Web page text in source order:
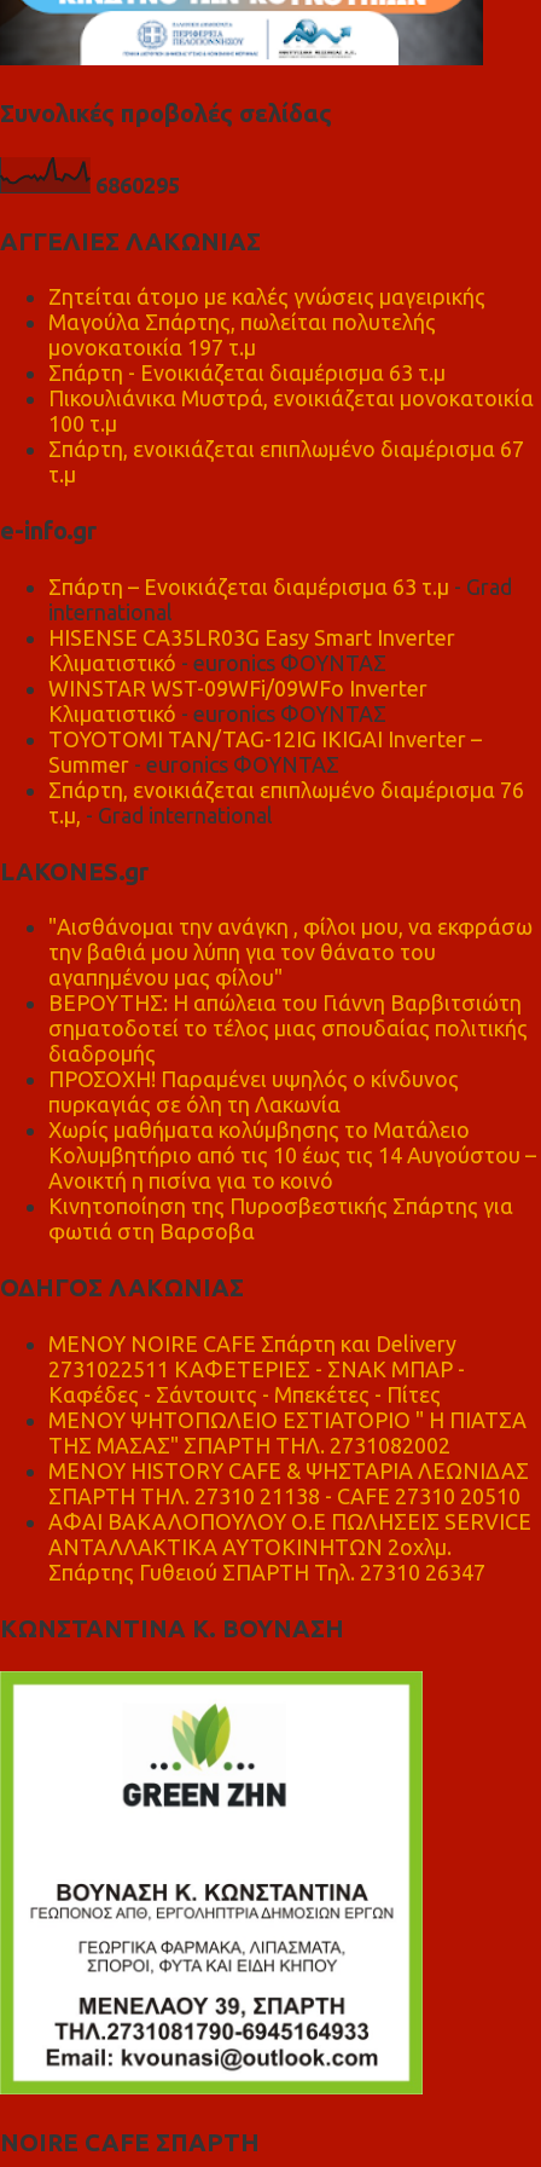
Συνολικές προβολές σελίδας
6860295
ΑΓΓΕΛΙΕΣ ΛΑΚΩΝΙΑΣ
Ζητείται άτομο με καλές γνώσεις μαγειρικής
Μαγούλα Σπάρτης, πωλείται πολυτελής
μονοκατοικία 197 τ.μ
Σπάρτη - Ενοικιάζεται διαμέρισμα 63 τ.μ
Πικουλιάνικα Μυστρά, ενοικιάζεται μονοκατοικία
100 τ.μ
Σπάρτη, ενοικιάζεται επιπλωμένο διαμέρισμα 67
τ.μ
e-info.gr
Σπάρτη – Ενοικιάζεται διαμέρισμα 63 τ.μ - Grad
international
HISENSE CA35LR03G Easy Smart Inverter
Κλιματιστικό - euronics ΦΟΥΝΤΑΣ
WINSTAR WST-09WFi/09WFo Inverter
Κλιματιστικό - euronics ΦΟΥΝΤΑΣ
TOYOTOMI TAN/TAG-12IG IKIGAI Inverter –
Summer - euronics ΦΟΥΝΤΑΣ
Σπάρτη, ενοικιάζεται επιπλωμένο διαμέρισμα 76
τ.μ, - Grad international
LAKONES.gr
"Αισθάνομαι την ανάγκη , φίλοι μου, να εκφράσω
την βαθιά μου λύπη για τον θάνατο του
αγαπημένου μας φίλου"
ΒΕΡΟΥΤΗΣ: Η απώλεια του Γιάννη Βαρβιτσιώτη
σηματοδοτεί το τέλος μιας σπουδαίας πολιτικής
διαδρομής
ΠΡΟΣΟΧΗ! Παραμένει υψηλός ο κίνδυνος
πυρκαγιάς σε όλη τη Λακωνία
Χωρίς μαθήματα κολύμβησης το Ματάλειο
Κολυμβητήριο από τις 10 έως τις 14 Αυγούστου –
Ανοικτή η πισίνα για το κοινό
Κινητοποίηση της Πυροσβεστικής Σπάρτης για
φωτιά στη Βαρσοβα
ΟΔΗΓΟΣ ΛΑΚΩΝΙΑΣ
MENOY NOIRE CAFE Σπάρτη και Delivery
2731022511 ΚΑΦΕΤΕΡΙΕΣ - ΣΝΑΚ ΜΠΑΡ -
Καφέδες - Σάντουιτς - Μπεκέτες - Πίτες
ΜΕΝΟΥ ΨΗΤΟΠΩΛΕΙΟ ΕΣΤΙΑΤΟΡΙΟ " Η ΠΙΑΤΣΑ
ΤΗΣ ΜΑΣΑΣ" ΣΠΑΡΤΗ ΤΗΛ. 2731082002
ΜΕΝΟΥ HISTORY CAFE & ΨΗΣΤΑΡΙΑ ΛΕΩΝΙΔΑΣ
ΣΠΑΡΤΗ ΤΗΛ. 27310 21138 - CAFE 27310 20510
ΑΦΑΙ ΒΑΚΑΛΟΠΟΥΛΟΥ Ο.Ε ΠΩΛΗΣΕΙΣ SERVICE
ΑΝΤΑΛΛΑΚΤΙΚΑ ΑΥΤΟΚΙΝΗΤΩΝ 2οχλμ.
Σπάρτης Γυθειού ΣΠΑΡΤΗ Τηλ. 27310 26347
ΚΩΝΣΤΑΝΤΙΝΑ Κ. ΒΟΥΝΑΣΗ
NOIRE CAFE ΣΠΑΡΤΗ